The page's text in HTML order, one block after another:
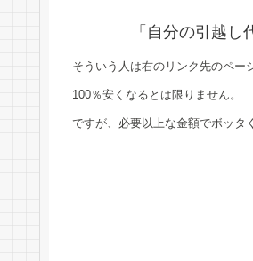
「自分の引越
そういう人は右のリンク先のペー
100％安くなるとは限りません。
ですが、必要以上な金額でボッタ